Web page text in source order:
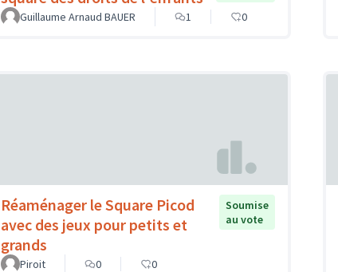
Guillaume Arnaud BAUER
1 0
Réaménager le Square Picod
avec des jeux pour petits et
grands
Soumise
au vote
Piroit 0 0